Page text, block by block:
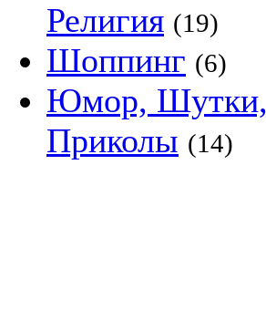
Религия (19)
Шоппинг (6)
Юмор, Шутки,
Приколы (14)